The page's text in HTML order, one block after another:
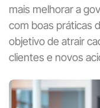
mais melhorar a
com boas práticas
objetivo de atrair
clientes e novos